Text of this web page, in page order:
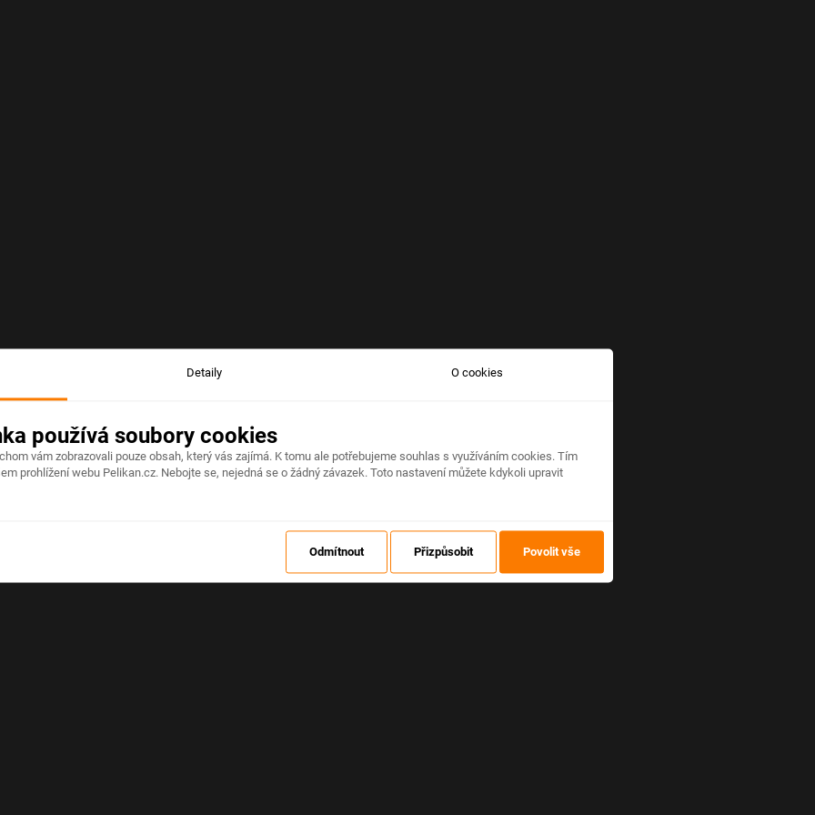
Na stránce došlo k neočekávané chybě
Detaily O cookies
používá soubory cookies
vám zobrazovali pouze obsah, který vás zajímá. K tomu ale potřebujeme souhlas s využíváním cookies. Tím
prohlížení webu Pelikan.cz. Nebojte se, nejedná se o žádný závazek. Toto nastavení můžete kdykoli upravit
Odmítnout Přizpůsobit Povolit vše